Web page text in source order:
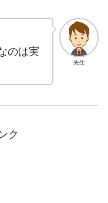
先生
のは実
ク